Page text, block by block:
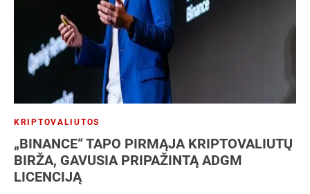
KRIPTOVALIUTOS
„BINANCE“ TAPO PIRMĄJA KRIPTOVALIUTŲ
BIRŽA, GAVUSIA PRIPAŽINTĄ ADGM
LICENCIJĄ